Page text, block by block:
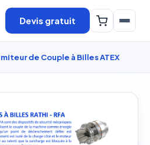
Devis gratuit
de Couple à Billes ATEX